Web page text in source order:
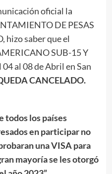
oficial la
DE PESAS
hizo saber que el
SUB-15 Y
al 08 de Abril en San
CANCELADO.
todos los países
en participar no
una VISA para
mayoría se les otorgó